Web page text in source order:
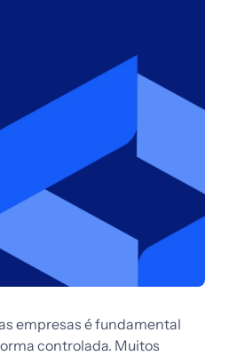
empresas é fundamental
controlada. Muitos